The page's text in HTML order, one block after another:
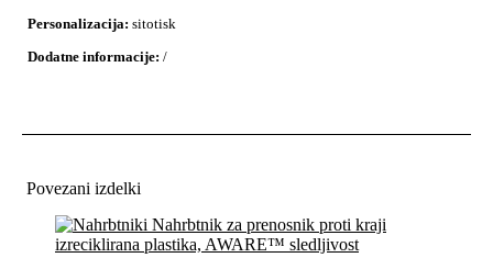
Personalizacija: sitotisk
Dodatne informacije: /
Povezani izdelki